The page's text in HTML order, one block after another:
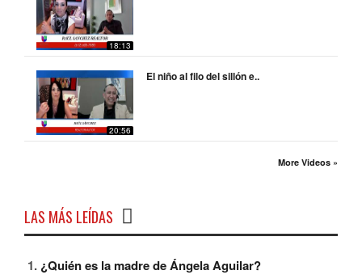
18:13
20:56
El niño al filo del sillón e..
More Videos »
LAS MÁS LEÍDAS
¿Quién es la madre de Ángela Aguilar?